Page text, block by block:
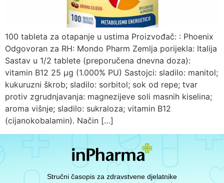
100 tableta za otapanje u ustima Proizvođač: : Phoenix
Odgovoran za RH: Mondo Pharm Zemlja porijekla: Italija
Sastav u 1/2 tablete (preporučena dnevna doza):
vitamin B12 25 µg (1.000% PU) Sastojci: sladilo: manitol;
kukuruzni škrob; sladilo: sorbitol; sok od repe; tvar
protiv zgrudnjavanja: magnezijeve soli masnih kiselina;
aroma višnje; sladilo: sukraloza; vitamin B12
(cijanokobalamin). Način […]
Stručni časopis za zdravstvene djelatnike